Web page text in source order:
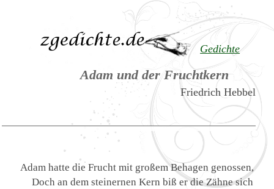
Gedichte
Adam und der Fruchtkern
Friedrich Hebbel
Adam hatte die Frucht mit großem Behagen genossen,
Doch an dem steinernen Kern biß er die Zähne sich